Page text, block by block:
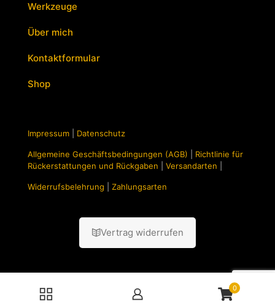
Werkzeuge
Über mich
Kontaktformular
Shop
Impressum Datenschutz
Allgemeine Geschäftsbedingungen (AGB)
Richtlinie für
Rückerstattungen und Rückgaben
Versandarten
Widerrufsbelehrung Zahlungsarten
Vertrag widerrufen
0